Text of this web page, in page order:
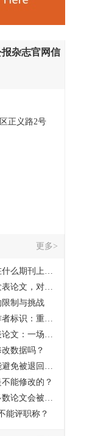
杂志官网信
正义路2号
更多>
期刊上发表？
对考研有优势？
制与挑战
：重要性与实践
索与学术成就的旅程
数据吗？
：关键条件与策略
能修改的？
剖析查重机制下的困境与出路）
能评职称？